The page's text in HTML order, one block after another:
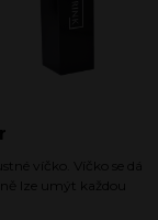
víčko. Víčko se dá
lze umýt každou